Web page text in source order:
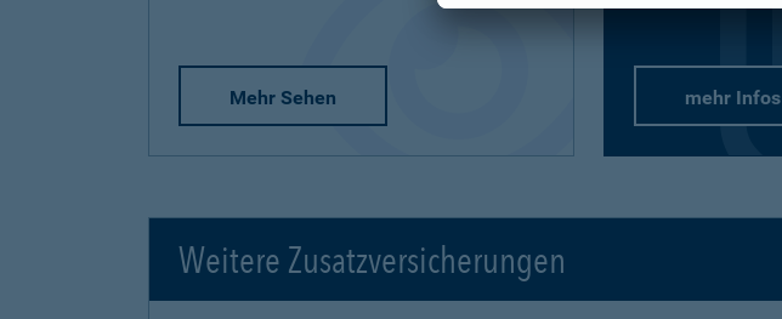
Mehr Sehen mehr Infos
Weitere Zusatzversicherungen